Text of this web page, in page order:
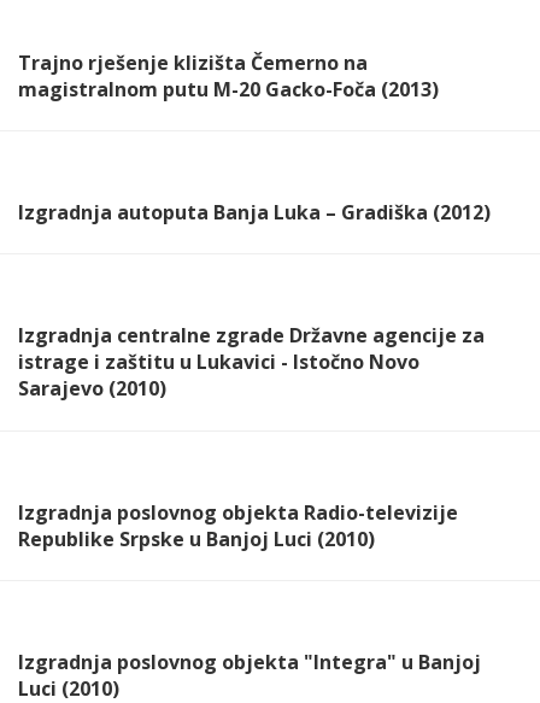
Trajno rješenje klizišta Čemerno na
magistralnom putu M-20 Gacko-Foča (2013)
Izgradnja autoputa Banja Luka – Gradiška (2012)
Izgradnja centralne zgrade Državne agencije za
istrage i zaštitu u Lukavici - Istočno Novo
Sarajevo (2010)
Izgradnja poslovnog objekta Radio-televizije
Republike Srpske u Banjoj Luci (2010)
Izgradnja poslovnog objekta "Integra" u Banjoj
Luci (2010)